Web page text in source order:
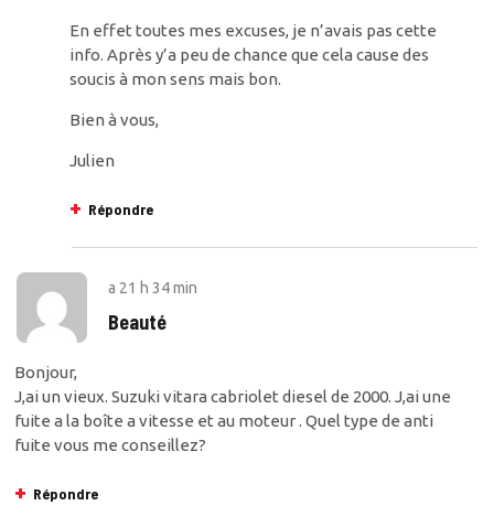
En effet toutes mes excuses, je n’avais pas cette
info. Après y’a peu de chance que cela cause des
soucis à mon sens mais bon.
Bien à vous,
Julien
Répondre
a 21 h 34 min
Beauté
Bonjour,
J,ai un vieux. Suzuki vitara cabriolet diesel de 2000. J,ai une
fuite a la boîte a vitesse et au moteur . Quel type de anti
fuite vous me conseillez?
Répondre